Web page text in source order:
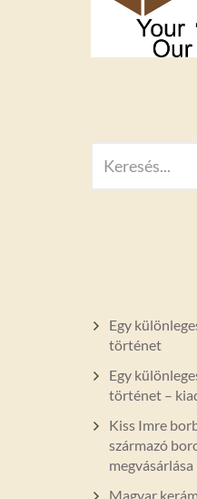
FOR:
Egy
történet
Egy
történet –
Kiss Imre
származó
Magyar